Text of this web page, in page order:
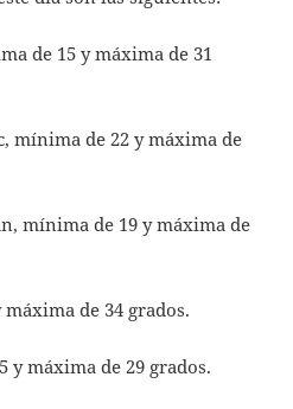
de 15 y máxima de 31
mínima de 22 y máxima de
mínima de 19 y máxima de
de 34 grados.
y máxima de 29 grados.